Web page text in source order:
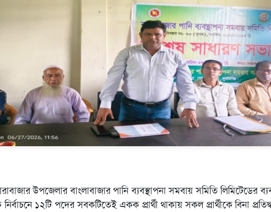
উপজেলার বাংলাবাজার পানি ব্যবস্থাপনা সমবায় সমিতি লিমিটেডের
নির্বাচনে ১২টি পদের সবকটিতেই একক প্রার্থী থাকায় সকল প্রার্থীকে বিনা